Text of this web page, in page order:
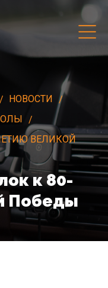
НОВОСТИ
ВЕЛИКОЙ
к 80-
Победы